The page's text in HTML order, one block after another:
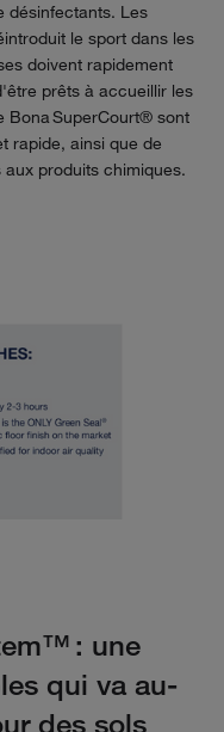
désinfectants. Les
le sport dans les
doivent rapidement
prêts à accueillir les
BonaSuperCourt® sont
rapide, ainsi que de
produits chimiques.
: une
qui va au-
des sols